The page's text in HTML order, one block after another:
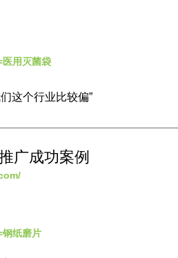
用灭菌袋
这个行业比较偏”
广成功案例
纸磨片